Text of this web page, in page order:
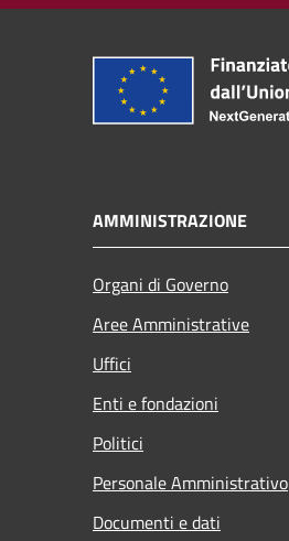
AMMINISTRAZIONE
Organi di Governo
Aree Amministrative
Uffici
Enti e fondazioni
Politici
Personale Amministrativo
Documenti e dati